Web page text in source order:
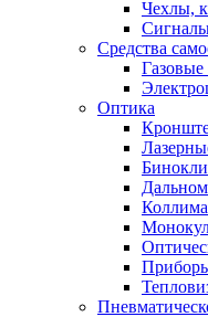
Чехлы,
Средства
Оптика
Бинокли